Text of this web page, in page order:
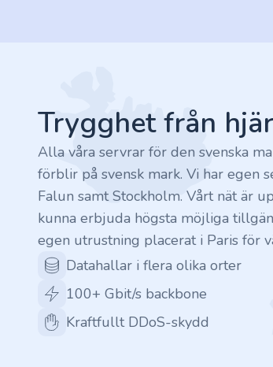
.shop
.tips
.cn
.re
.games
Trygghet från
Alla våra servrar för den svenska
förblir på svensk mark. Vi har egen
Falun samt Stockholm. Vårt nät är
kunna erbjuda högsta möjliga
egen utrustning placerat i Paris för
Datahallar i flera olika orter
100+ Gbit/s backbone
Kraftfullt DDoS-skydd